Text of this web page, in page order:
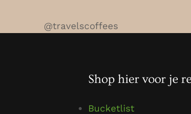
@travelscoffees
Shop hier voor je
Bucketlist